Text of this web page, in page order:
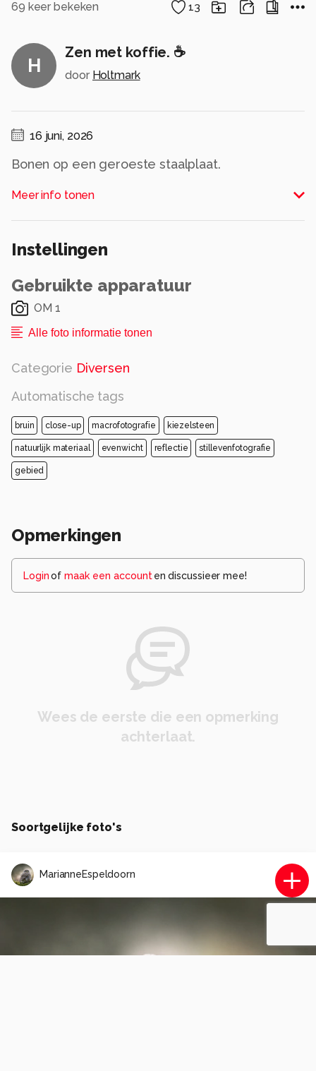
69 keer bekeken 13
H
Zen met koffie. ☕️
door Holtmark
16 juni, 2026
Bonen op een geroeste staalplaat.
Alle rechten voorbehouden
Meer info tonen
Instellingen
Gebruikte apparatuur
OM 1
Alle foto informatie tonen
Categorie Diversen
Automatische tags
bruin close-up macrofotografie kiezelsteen
natuurlijk materiaal evenwicht reflectie stillevenfotografie
gebied
Opmerkingen
Loginof maak een account en discussieer mee!
Wees de eerste die een opmerking
achterlaat.
Soortgelijke foto's
MarianneEspeldoorn